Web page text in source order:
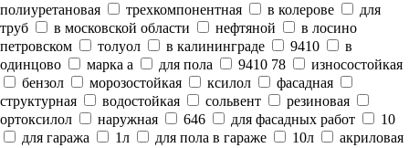
полиуретановая
трехкомпонентная в колерове
для
труб
в московской области нефтяной
в лосино
петровском
толуол в калининграде 9410
в
одинцово
марка а для пола 9410 78
износостойкая
бензол
морозостойкая ксилол
фасадная
структурная
водостойкая сольвент
резиновая
ортоксилол
наружная 646 для фасадных работ
10
для гаража
1л для пола в гараже 10л
акриловая